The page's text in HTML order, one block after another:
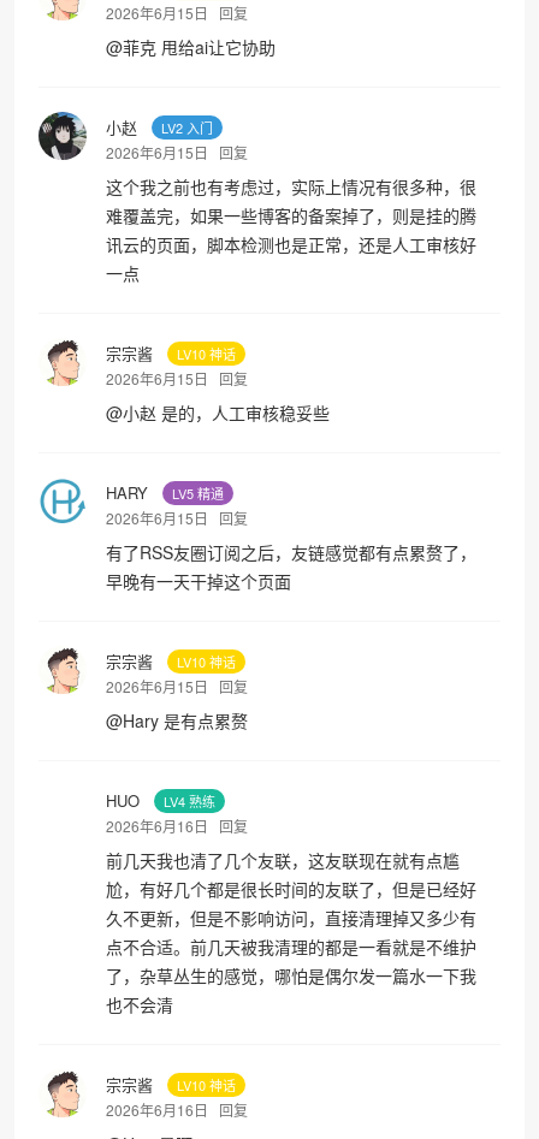
2026年6月15日 回复
@菲克 甩给ai让它协助
小赵 LV2 入门
2026年6月15日 回复
这个我之前也有考虑过，实际上情况有很多种，很
难覆盖完，如果一些博客的备案掉了，则是挂的腾
讯云的页面，脚本检测也是正常，还是人工审核好
一点
宗宗酱 LV10 神话
2026年6月15日 回复
@小赵 是的，人工审核稳妥些
HARY LV5 精通
2026年6月15日 回复
有了RSS友圈订阅之后，友链感觉都有点累赘了，
早晚有一天干掉这个页面
宗宗酱 LV10 神话
2026年6月15日 回复
@Hary 是有点累赘
HUO LV4 熟练
2026年6月16日 回复
前几天我也清了几个友联，这友联现在就有点尴
尬，有好几个都是很长时间的友联了，但是已经好
久不更新，但是不影响访问，直接清理掉又多少有
点不合适。前几天被我清理的都是一看就是不维护
了，杂草丛生的感觉，哪怕是偶尔发一篇水一下我
也不会清
宗宗酱 LV10 神话
2026年6月16日 回复